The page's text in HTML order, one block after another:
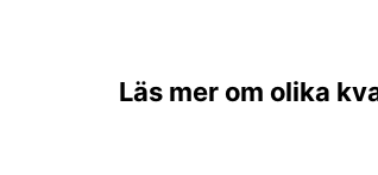
Läs mer om olika